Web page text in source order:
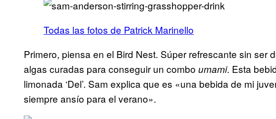
Todas las fotos de Patrick Marinello
Primero, piensa en el Bird Nest. Súper refrescante sin ser
algas curadas para conseguir un combo umami. Esta
limonada ‘Del’. Sam explica que es «una bebida de mi
siempre ansío para el verano».